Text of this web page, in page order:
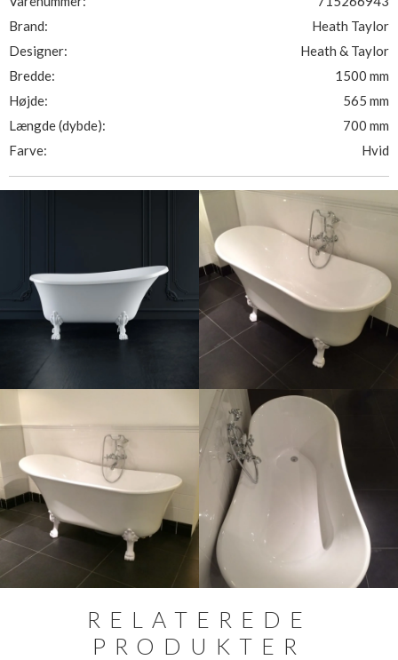
Brand:
Heath Taylor
Designer:
Heath & Taylor
Bredde:
1500 mm
Højde:
565 mm
Længde (dybde):
700 mm
Farve:
Hvid
RELATEREDE
PRODUKTER